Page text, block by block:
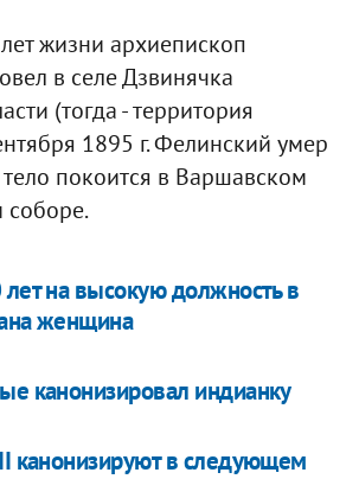
жизни архиепископ
в селе Дзвинячка
(тогда - территория
1895 г. Фелинский умер
покоится в Варшавском
соборе.
на высокую должность в
женщина
канонизировал индианку
канонизируют в следующем